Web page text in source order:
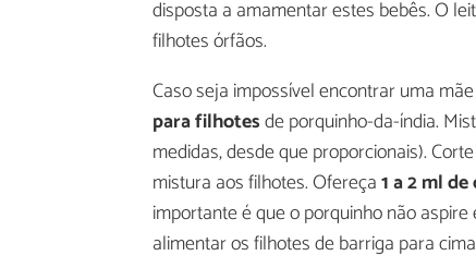
disposta a amamentar estes bebês. O
filhotes órfãos.
Caso seja impossível encontrar uma
para filhotesde porquinho-da-índia.
medidas, desde que proporcionais).
mistura aos filhotes. Ofereça1 a 2 ml
importante é que o porquinho não
alimentar os filhotes de barriga para